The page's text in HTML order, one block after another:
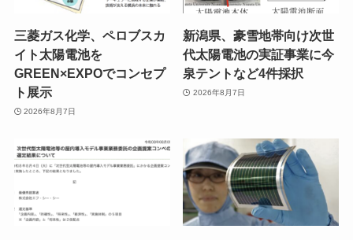
三菱ガス化学、ペロブスカ
イト太陽電池を
GREEN×EXPOでコンセプ
ト展示
2026年8月7日
新潟県、豪雪地帯向け次世
代太陽電池の実証事業に今
泉テントなど4件採択
2026年8月7日